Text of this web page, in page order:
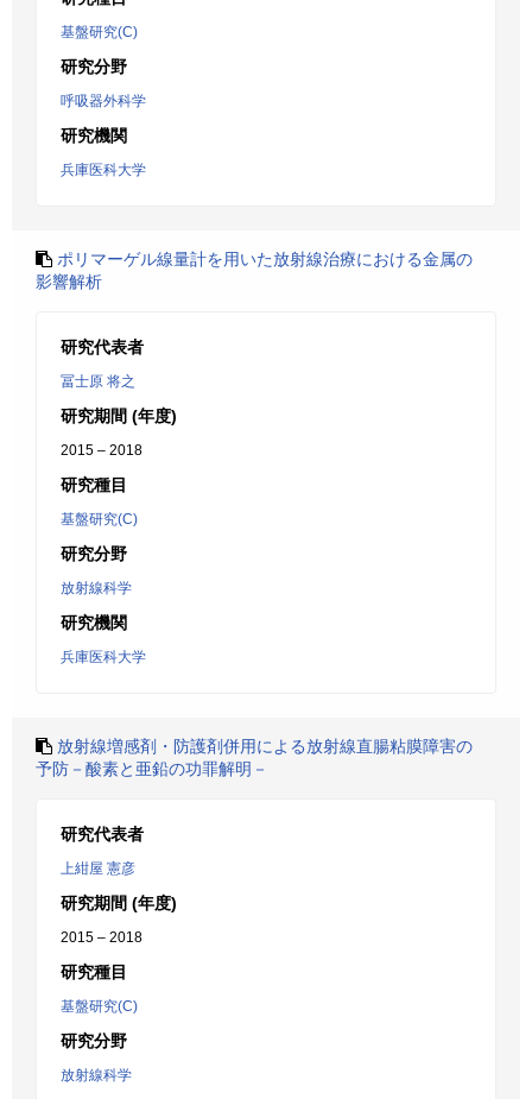
基盤研究(C)
研究分野
呼吸器外科学
研究機関
兵庫医科大学
ポリマーゲル線量計を用いた放射線治療における金属の
影響解析
研究代表者
冨士原 将之
研究期間 (年度)
2015 – 2018
研究種目
基盤研究(C)
研究分野
放射線科学
研究機関
兵庫医科大学
放射線増感剤・防護剤併用による放射線直腸粘膜障害の
予防－酸素と亜鉛の功罪解明－
研究代表者
上紺屋 憲彦
研究期間 (年度)
2015 – 2018
研究種目
基盤研究(C)
研究分野
放射線科学